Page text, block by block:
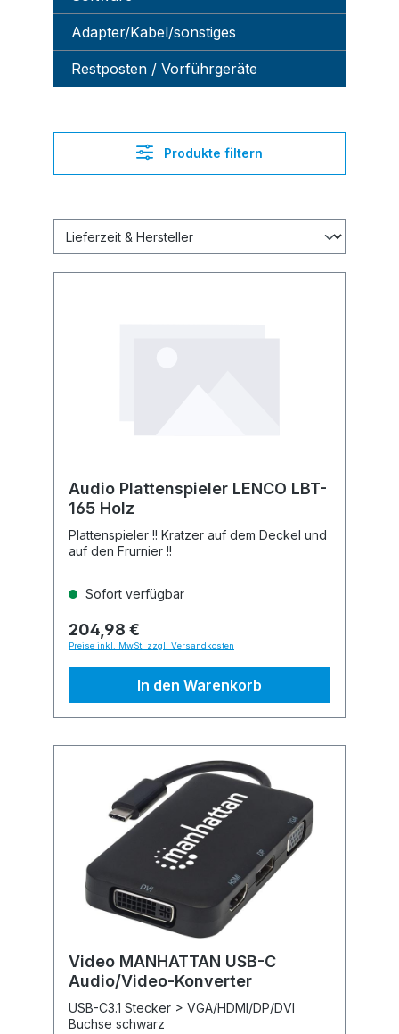
Adapter/Kabel/sonstiges
Restposten / Vorführgeräte
Produkte filtern
Audio Plattenspieler LENCO LBT-
165 Holz
Plattenspieler !! Kratzer auf dem Deckel und
auf den Frurnier !!
Sofort verfügbar
204,98 €
Preise inkl. MwSt. zzgl. Versandkosten
In den Warenkorb
Video MANHATTAN USB-C
Audio/Video-Konverter
USB-C3.1 Stecker > VGA/HDMI/DP/DVI
Buchse schwarz